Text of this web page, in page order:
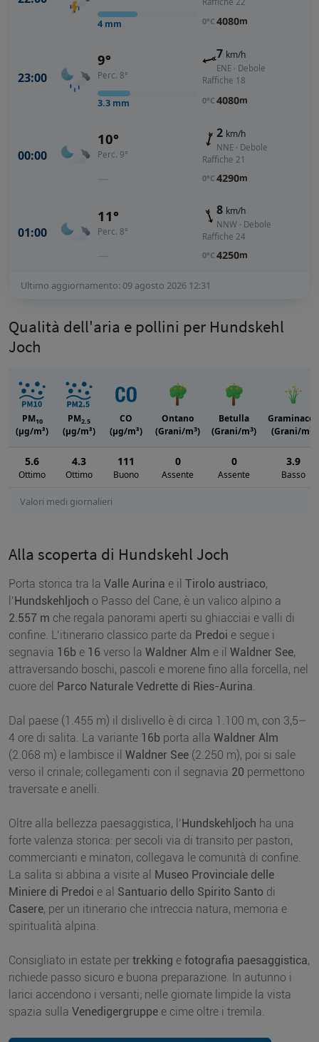
4 mm
0°C 4080m
23:00
9°
Perc. 8°
3.3 mm
7 km/h
ENE · Debole
Raffiche 18
0°C 4080m
00:00
10°
Perc. 9°
—
2 km/h
NNE · Debole
Raffiche 21
0°C 4290m
01:00
11°
Perc. 8°
—
8 km/h
NNW · Debole
Raffiche 24
0°C 4250m
Ultimo aggiornamento: 09 agosto 2026 12:31
Qualità dell'aria e pollini per Hundskehl
Joch
Valori medi giornalieri
PM10
(μg/m³)
PM2.5
(μg/m³)
CO
(μg/m³)
Ontano
(Grani/m3)
Betulla
(Grani/m3)
Graminacee
(Grani/m3
5.6
Ottimo
4.3
Ottimo
111
Buono
0
Assente
0
Assente
3.9
Basso
Alla scoperta di Hundskehl Joch
Porta storica tra la Valle Aurina e il Tirolo austriaco,
l’Hundskehljoch o Passo del Cane, è un valico alpino a
2.557 m che regala panorami aperti su ghiacciai e valli di
confine. L’itinerario classico parte da Predoi e segue i
segnavia 16b e 16 verso la Waldner Alm e il Waldner See,
attraversando boschi, pascoli e morene fino alla forcella, nel
cuore del Parco Naturale Vedrette di Ries-Aurina
Dal paese (1.455 m) il dislivello è di circa 1.100 m, con 3,5–
4 ore di salita. La variante 16b porta alla Waldner Alm
(2.068 m) e lambisce il Waldner See (2.250 m), poi si sale
verso il crinale; collegamenti con il segnavia 20 permettono
traversate e anelli.
Oltre alla bellezza paesaggistica, l’Hundskehljoch ha una
forte valenza storica: per secoli via di transito per pastori,
commercianti e minatori, collegava le comunità di confine.
La salita si abbina a visite al Museo Provinciale delle
Miniere di Predoi e al Santuario dello Spirito Santo di
Casere, per un itinerario che intreccia natura, memoria e
spiritualità alpina.
Consigliato in estate per trekking e fotografia paesaggistica,
richiede passo sicuro e buona preparazione. In autunno i
larici accendono i versanti; nelle giornate limpide la vista
spazia sulla Venedigergruppe e cime oltre i tremila.